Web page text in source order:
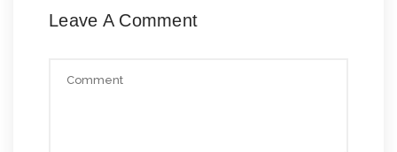
Leave A Comment